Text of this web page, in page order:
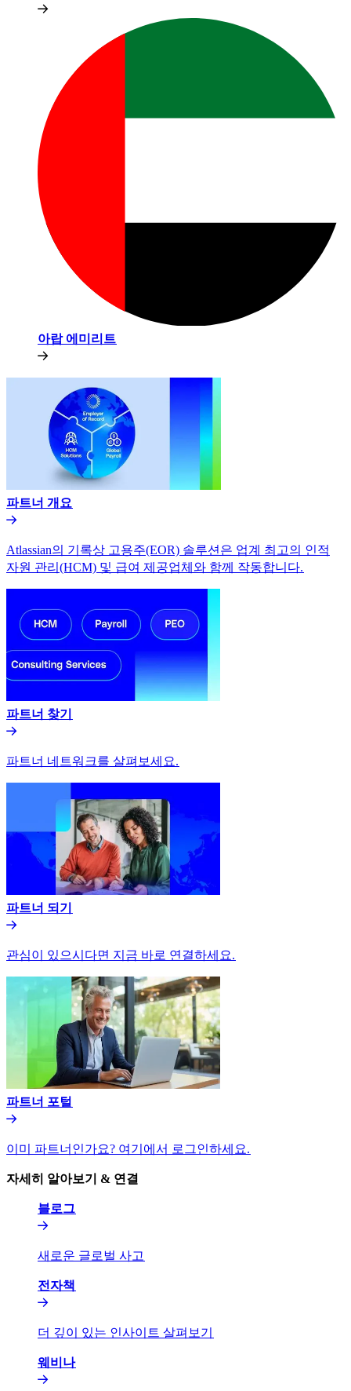
아랍 에미리트​​
파트너 개요​​
Atlassian의 기록상 고용주(EOR) 솔루션은 업계 최고의 인적
자원 관리(HCM) 및 급여 제공업체와 함께 작동합니다.​​
파트너 찾기​​
파트너 네트워크를 살펴보세요.​​
파트너 되기​​
관심이 있으시다면 지금 바로 연결하세요.​​
파트너 포털​​
이미 파트너인가요? 여기에서 로그인하세요.​​
자세히 알아보기 & 연결​​
블로그​​
새로운 글로벌 사고​​
전자책​​
더 깊이 있는 인사이트 살펴보기​​
웨비나​​